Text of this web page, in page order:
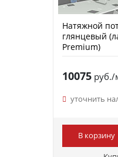
Натяжной
глянцевый
Premium)
10075руб./
уточнить
В корзину